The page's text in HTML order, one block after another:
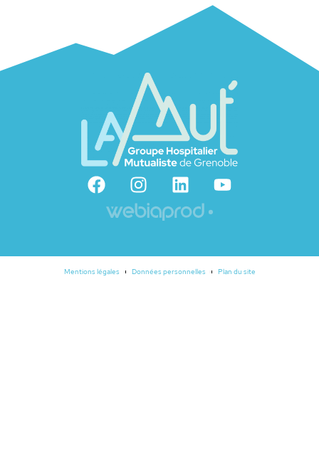
Mentions légales Données personnelles Plan du site